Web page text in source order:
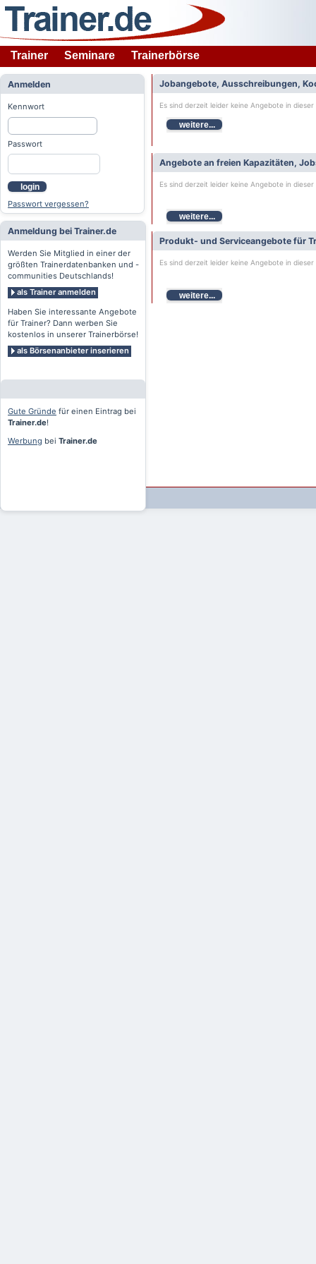
Trainer Seminare Trainerbörse
Anmelden
Kennwort
Passwort
login
Passwort vergessen?
Anmeldung bei Trainer.de
Werden Sie Mitglied in einer der
größten Trainerdatenbanken und -
communities Deutschlands!
als Trainer anmelden
Haben Sie interessante Angebote
für Trainer? Dann werben Sie
kostenlos in unserer Trainerbörse!
als Börsenanbieter inserieren
Gute Gründe für einen Eintrag bei
Trainer.de!
Werbung bei Trainer.de
Jobangebote, Ausschreibungen,
Es sind derzeit leider keine Angebote in
weitere...
Angebote an freien Kapazitäten,
Es sind derzeit leider keine Angebote in
weitere...
Produkt- und Serviceangebote für
Es sind derzeit leider keine Angebote in
weitere...